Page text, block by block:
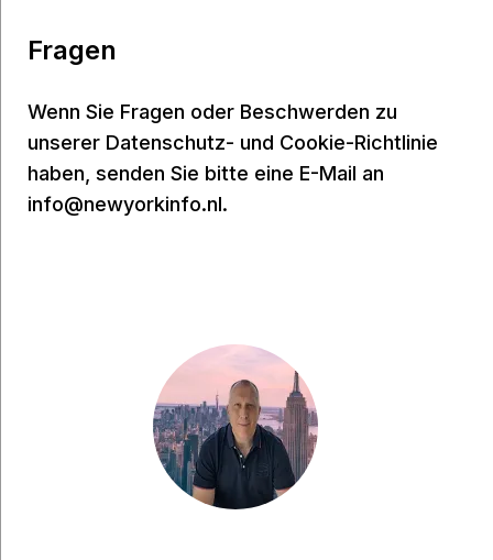
Fragen
Wenn Sie Fragen oder Beschwerden zu
unserer Datenschutz- und Cookie-Richtlinie
haben, senden Sie bitte eine E-Mail an
info@newyorkinfo.nl.